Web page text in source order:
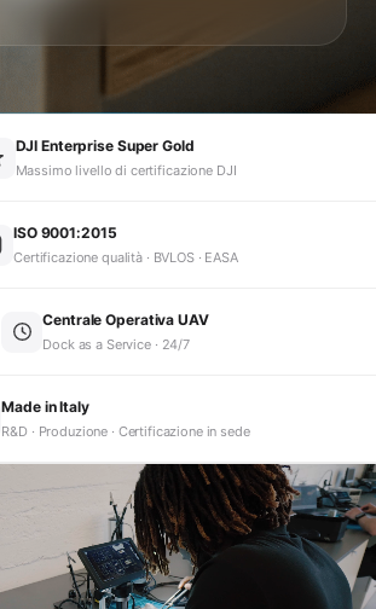
DJI Enterprise Super Gold
Massimo livello di certificazione DJI
ISO 9001:2015
Certificazione qualità · BVLOS · EASA
Centrale Operativa UAV
Dock as a Service · 24/7
Made in Italy
R&D · Produzione · Certificazione in sede